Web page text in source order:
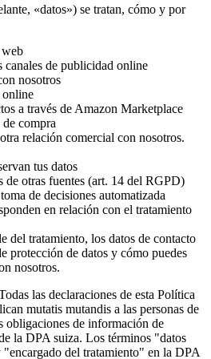
«datos») se tratan, cómo y por
web
canales de publicidad online
nosotros
online
a través de Amazon Marketplace
compra
relación comercial con nosotros.
tus datos
de otras fuentes (art. 14 del RGPD)
de decisiones automatizada
en relación con el tratamiento
del tratamiento, los datos de contacto
protección de datos y cómo puedes
nosotros.
las declaraciones de esta Política
mutatis mutandis a las personas de
obligaciones de información de
la DPA suiza. Los términos "datos
del tratamiento" en la DPA